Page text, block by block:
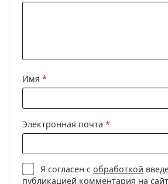
Имя *
Электронная почта *
Я согласен собработкой
публикацией комментария на